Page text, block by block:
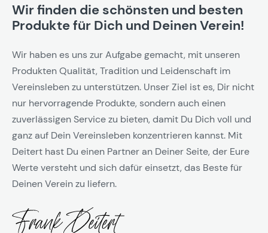
Wir finden die schönsten und besten
Produkte für Dich und Deinen Verein!
Wir haben es uns zur Aufgabe gemacht, mit unseren
Produkten Qualität, Tradition und Leidenschaft im
Vereinsleben zu unterstützen. Unser Ziel ist es, Dir nicht
nur hervorragende Produkte, sondern auch einen
zuverlässigen Service zu bieten, damit Du Dich voll und
ganz auf Dein Vereinsleben konzentrieren kannst. Mit
Deitert hast Du einen Partner an Deiner Seite, der Eure
Werte versteht und sich dafür einsetzt, das Beste für
Deinen Verein zu liefern.